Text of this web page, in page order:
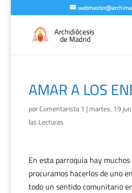
AMAR A LOS
porComentarista 1 | martes, 19
las Lecturas
En esta parroquia hay
procuramos hacerlos de uno
todo un sentido comunitario